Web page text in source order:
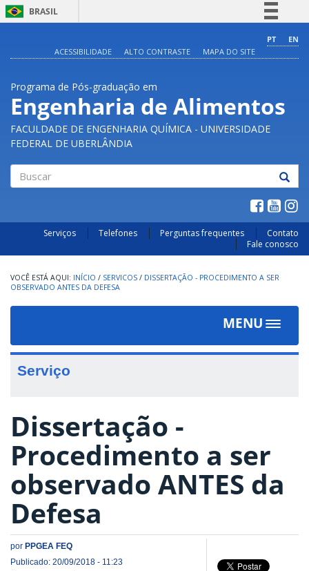
BRASIL
Comunica BR
Acesso à informação
Legislação
PT
EN
ACESSIBILIDADE
ALTO CONTRASTE MAPA DO SITE
Programa de Pós-graduação em
Engenharia de Alimentos
FACULDADE DE ENGENHARIA QUÍMICA - UNIVERSIDADE
FEDERAL DE UBERLÂNDIA
Serviços Telefones Perguntas frequentes
Contato
Fale conosco
INÍCIO / SERVICOS / DISSERTAÇÃO - PROCEDIMENTO A SER
OBSERVADO ANTES DA DEFESA
MENU
Toggle
Serviço
Dissertação -
Procedimento a ser
observado ANTES da
Defesa
por PPGEA FEQ
Publicado: 20/09/2018 - 11:23